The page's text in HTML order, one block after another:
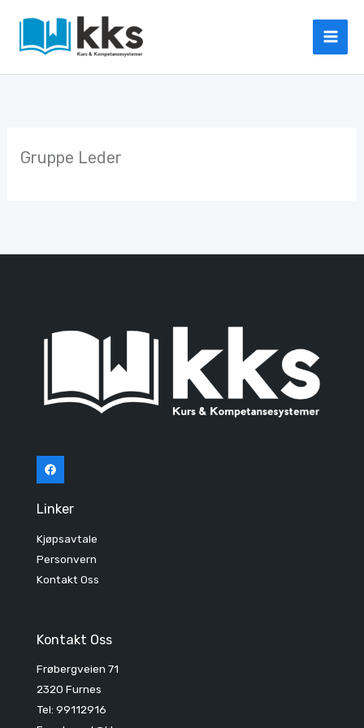
Gruppe Leder
Linker
Kjøpsavtale
Personvern
Kontakt Oss
Kontakt Oss
Frøbergveien 71
2320 Furnes
Tel: 99112916